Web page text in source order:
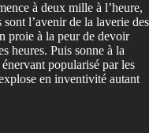
à deux mille à l’heure,
l’avenir de la laverie des
proie à la peur de devoir
heures. Puis sonne à la
popularisé par les
en inventivité autant